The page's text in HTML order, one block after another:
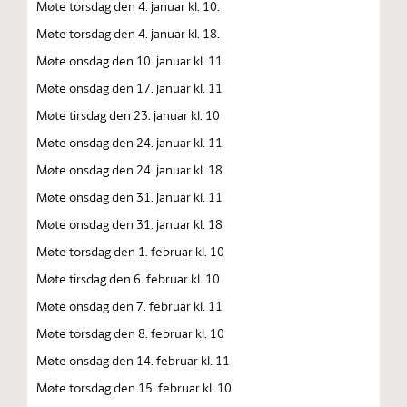
Møte torsdag den 4. januar kl. 10.
Møte torsdag den 4. januar kl. 18.
Møte onsdag den 10. januar kl. 11.
Møte onsdag den 17. januar kl. 11
Møte tirsdag den 23. januar kl. 10
Møte onsdag den 24. januar kl. 11
Møte onsdag den 24. januar kl. 18
Møte onsdag den 31. januar kl. 11
Møte onsdag den 31. januar kl. 18
Møte torsdag den 1. februar kl. 10
Møte tirsdag den 6. februar kl. 10
Møte onsdag den 7. februar kl. 11
Møte torsdag den 8. februar kl. 10
Møte onsdag den 14. februar kl. 11
Møte torsdag den 15. februar kl. 10